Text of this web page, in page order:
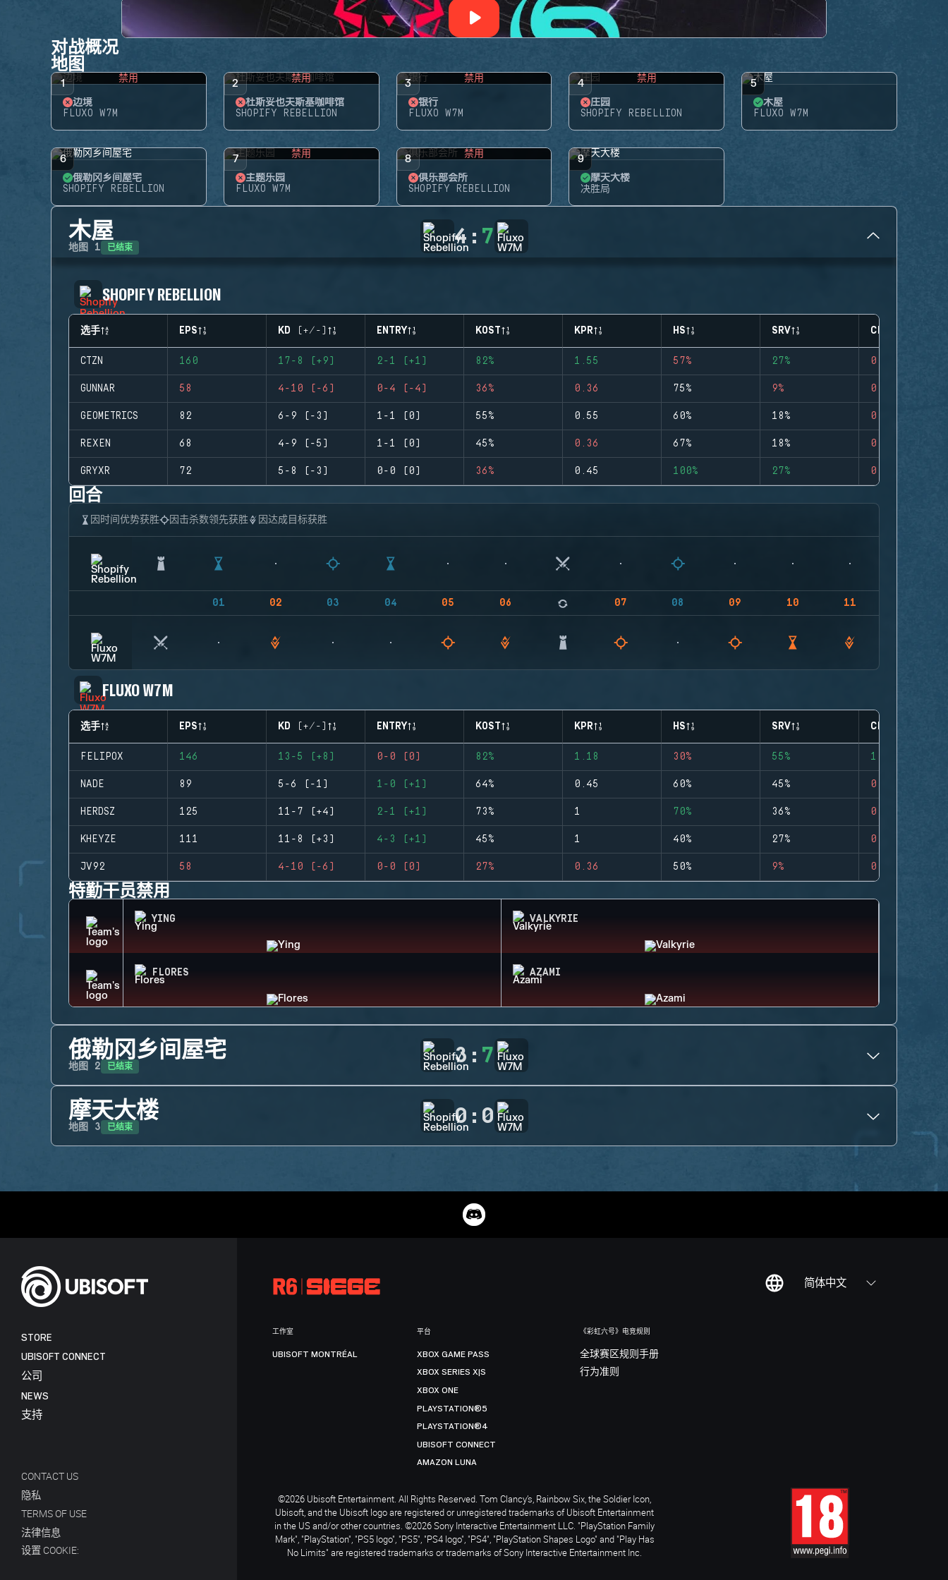
对战概况
地图
1 禁用
边境
FLUXO W7M
2 禁用
杜斯妥也夫斯基咖啡馆
SHOPIFY REBELLION
3 禁用
银行
FLUXO W7M
4 禁用
庄园
SHOPIFY REBELLION
5
木屋
FLUXO W7M
6
俄勒冈乡间屋宅
SHOPIFY REBELLION
7 禁用
主题乐园
FLUXO W7M
8 禁用
俱乐部会所
SHOPIFY REBELLION
9
摩天大楼
决胜局
木屋
地图 1 已结束 4 : 7
SHOPIFY REBELLION
选手 EPS KD (+/-) ENTRY KOST KPR HS SRV CLUTCHES
CTZN 160 17-8 (+9) 2-1 (+1) 82% 1.55 57% 27% 0
GUNNAR 58 4-10 (-6) 0-4 (-4) 36% 0.36 75% 9% 0
GEOMETRICS 82 6-9 (-3) 1-1 (0) 55% 0.55 60% 18% 0
REXEN 68 4-9 (-5) 1-1 (0) 45% 0.36 67% 18% 0
GRYXR 72 5-8 (-3) 0-0 (0) 36% 0.45 100% 27% 0
回合
因时间优势获胜 因击杀数领先获胜 因达成目标获胜
01 02 03 04 05 06 07 08 09 10 11
FLUXO W7M
选手 EPS KD (+/-) ENTRY KOST KPR HS SRV CLUTCHES
FELIPOX 146 13-5 (+8) 0-0 (0) 82% 1.18 30% 55% 1
NADE 89 5-6 (-1) 1-0 (+1) 64% 0.45 60% 45% 0
HERDSZ 125 11-7 (+4) 2-1 (+1) 73% 1 70% 36% 0
KHEYZE 111 11-8 (+3) 4-3 (+1) 45% 1 40% 27% 0
JV92 58 4-10 (-6) 0-0 (0) 27% 0.36 50% 9% 0
特勤干员禁用
YING VALKYRIE
FLORES AZAMI
俄勒冈乡间屋宅
地图 2 已结束 3 : 7
摩天大楼
地图 3 已结束 0 : 0
简体中文
STORE
UBISOFT CONNECT
公司
NEWS
支持
CONTACT US
隐私
TERMS OF USE
法律信息
设置 COOKIE:
工作室
UBISOFT MONTRÉAL
平台
XBOX GAME PASS
XBOX SERIES X|S
XBOX ONE
PLAYSTATION®5
PLAYSTATION®4
UBISOFT CONNECT
AMAZON LUNA
《彩虹六号》电竞规则
全球赛区规则手册
行为准则
©2026 Ubisoft Entertainment. All Rights Reserved. Tom Clancy’s, Rainbow Six, the Soldier Icon,
Ubisoft, and the Ubisoft logo are registered or unregistered trademarks of Ubisoft Entertainment
in the US and/or other countries. ©2026 Sony Interactive Entertainment LLC. "PlayStation Family
Mark", "PlayStation", "PS5 logo", "PS5", "PS4 logo", "PS4", "PlayStation Shapes Logo" and "Play Has
No Limits" are registered trademarks or trademarks of Sony Interactive Entertainment Inc.